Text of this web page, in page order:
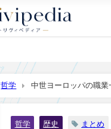
哲学 中世ヨーロッパの職
哲学 歴史 まとめ